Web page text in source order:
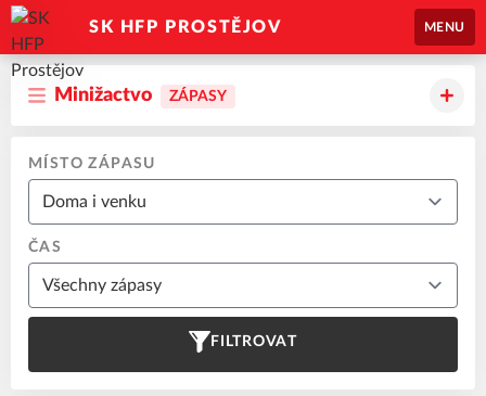
SK HFP PROSTĚJOV MENU
Minižactvo ZÁPASY
MÍSTO ZÁPASU
ČAS
FILTROVAT